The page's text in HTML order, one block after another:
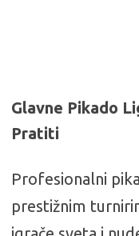
Glavne Pikado
Pratiti
Profesionalni
prestižnim